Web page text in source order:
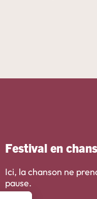
Festival en
Ici, la chanson ne
pause.